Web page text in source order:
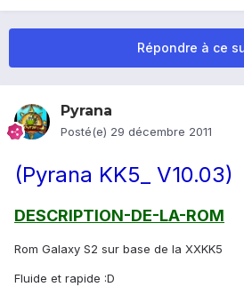
Répondre à ce
Pyrana
Posté(e) 29 décembre 2011
(Pyrana KK5_ V10.03)
DESCRIPTION-DE-LA-ROM
Rom Galaxy S2 sur base de la XXKK5
Fluide et rapide :D